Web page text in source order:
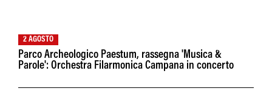
2 AGOSTO
Parco Archeologico Paestum, rassegna 'Musica &
Parole': Orchestra Filarmonica Campana in concerto